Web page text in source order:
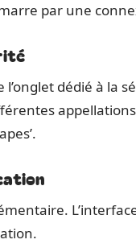
par une
dédié à la
appellations